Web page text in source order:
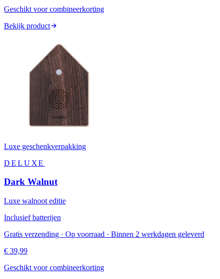
Geschikt voor combineerkorting
Bekijk product
Luxe geschenkverpakking
DELUXE
Dark Walnut
Luxe walnoot editie
Inclusief batterijen
Gratis verzending · Op voorraad · Binnen 2 werkdagen geleverd
€ 39,99
Geschikt voor combineerkorting